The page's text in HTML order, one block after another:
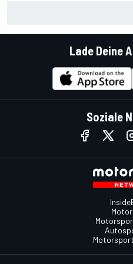
Lade Deine
Soziale